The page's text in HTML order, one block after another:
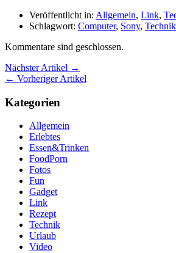
Veröffentlicht in: Allgemein, Link,
Schlagwort: Computer, Sony, Technik
Kommentare sind geschlossen.
Nächster Artikel →
← Vorheriger Artikel
Kategorien
Allgemein
Erlebtes
Essen&Trinken
FoodPorn
Fotos
Fun
Gadget
Link
Rezept
Technik
Urlaub
Video